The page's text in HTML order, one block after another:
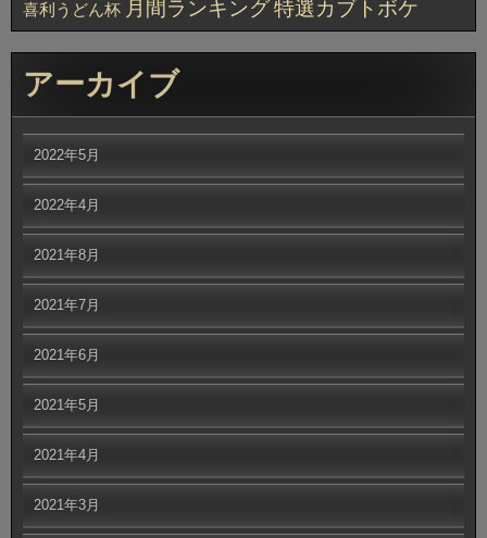
喜利うどん杯 月間ランキング特選カブトボケ
アーカイブ
2022年5月
2022年4月
2021年8月
2021年7月
2021年6月
2021年5月
2021年4月
2021年3月